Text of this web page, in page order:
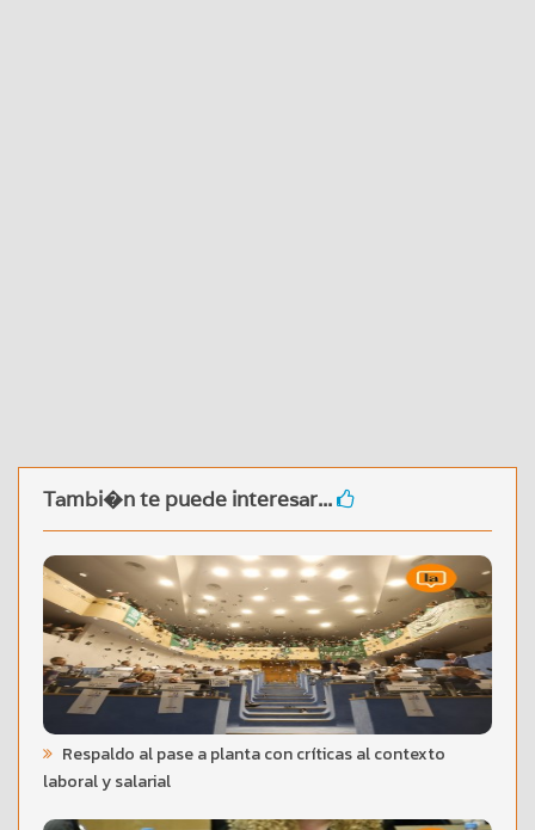
Tambi�n te puede interesar...
Respaldo al pase a planta con críticas al contexto
laboral y salarial